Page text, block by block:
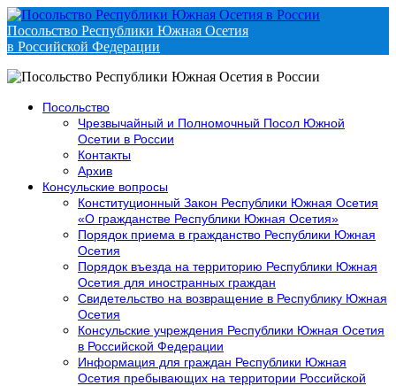
Посольство Республики Южная Осетия
в Российской Федерации
Посольство
Чрезвычайный и Полномочный Посол Южной
Осетии в России
Контакты
Архив
Консульские вопросы
Конституционный Закон Республики Южная Осетия
«О гражданстве Республики Южная Осетия»
Порядок приема в гражданство Республики Южная
Осетия
Порядок въезда на территорию Республики Южная
Осетия для иностранных граждан
Свидетельство на возвращение в Республику Южная
Осетия
Консульские учреждения Республики Южная Осетия
в Российской Федерации
Информация для граждан Республики Южная
Осетия пребывающих на территории Российской